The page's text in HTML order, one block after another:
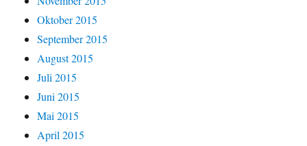
Oktober 2015
September 2015
August 2015
Juli 2015
Juni 2015
Mai 2015
April 2015